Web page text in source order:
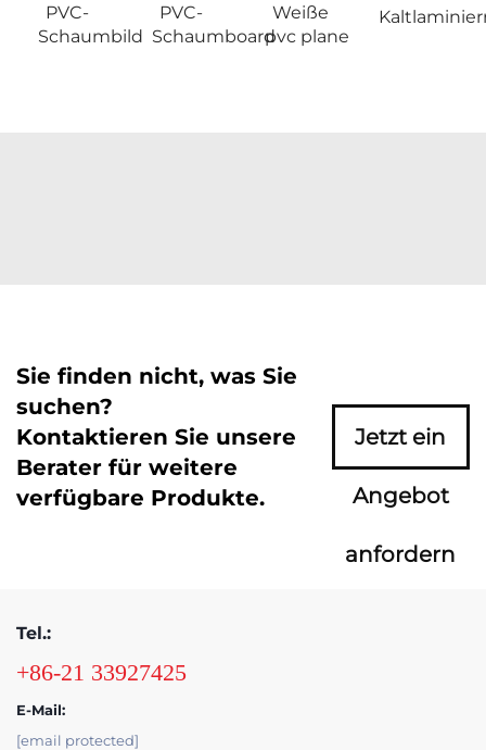
PVC-
Schaumbild
PVC-
Schaumboard
Weiße
pvc plane
Sie finden nicht, was Sie
suchen?
Kontaktieren Sie unsere
Berater für weitere
verfügbare Produkte.
Jetzt ein
Angebot
anfordern
Tel.:
+86-21 33927425
E-Mail:
[email protected]